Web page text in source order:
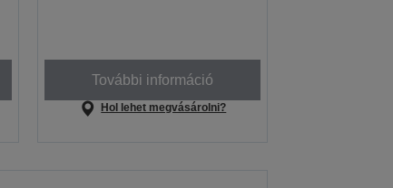
További információ
Hol lehet megvásárolni?